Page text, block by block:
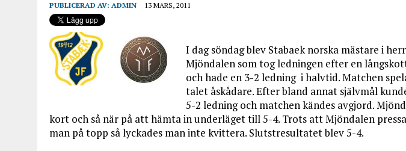
PUBLICERAD AV: ADMIN 13 MARS, 2011
I dag söndag blev Stabaek norska mästare i
Mjöndalen som tog ledningen efter en
och hade en 3-2 ledning i halvtid. Matchen
talet åskådare. Efter bland annat självmål
5-2 ledning och matchen kändes avgjord.
kort och så när på att hämta in underläget till 5-4. Trots att Mjöndalen
man på topp så lyckades man inte kvittera. Slutstresultatet blev 5-4.